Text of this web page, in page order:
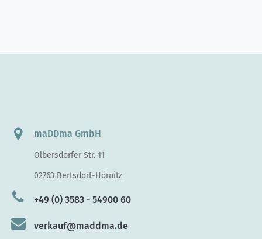
maDDma GmbH
Olbersdorfer Str. 11
02763 Bertsdorf-Hörnitz
+49 (0) 3583 - 54900 60
verkauf@maddma.de